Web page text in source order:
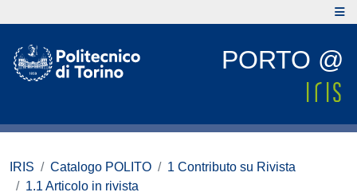
PORTO @
IRIS Catalogo POLITO
1 Contributo su Rivista
1.1 Articolo in rivista